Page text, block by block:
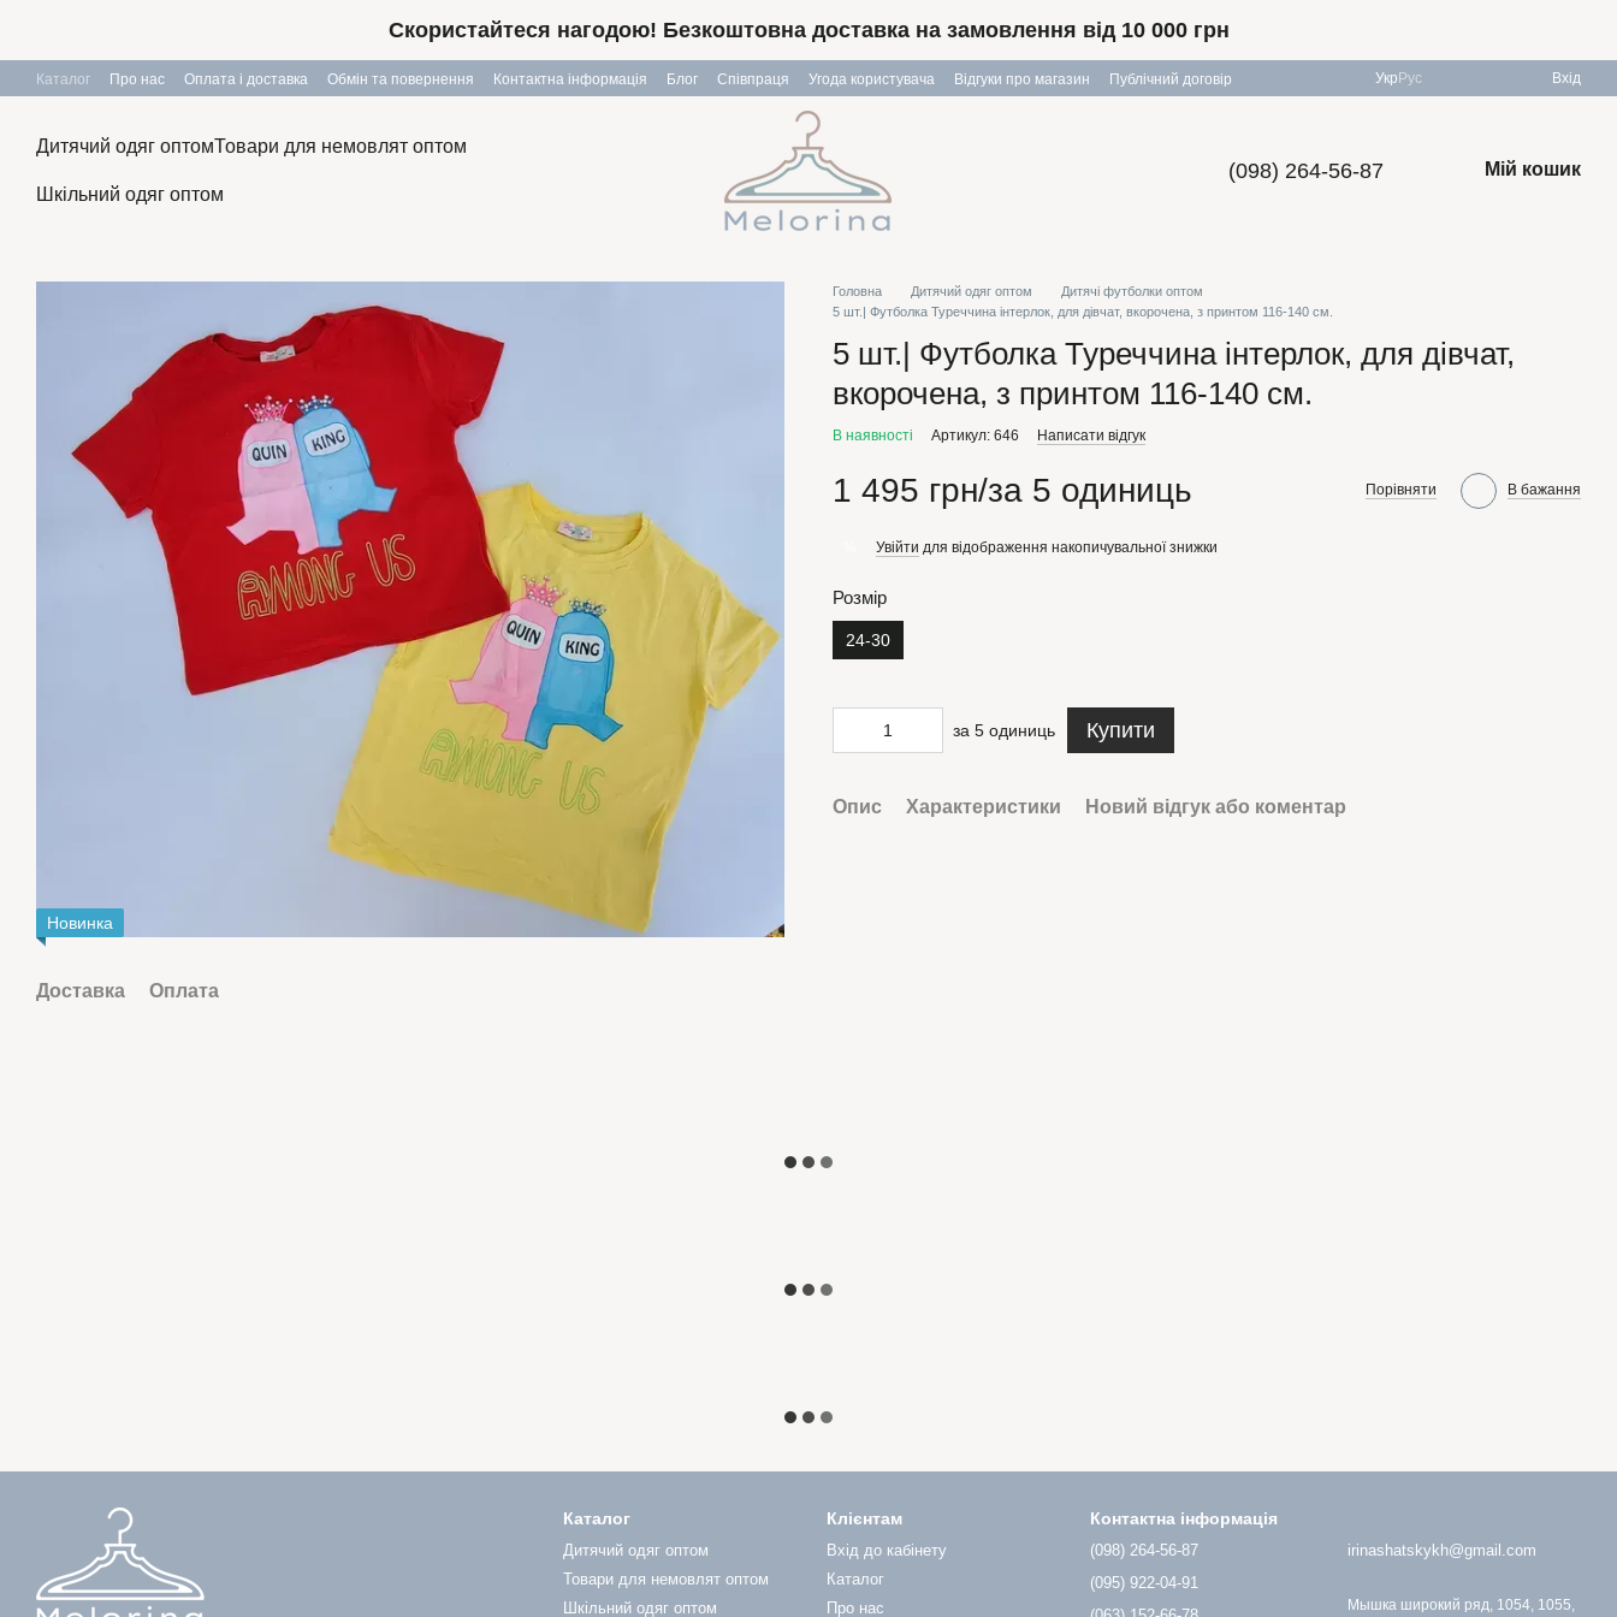
Скористайтеся нагодою! Безкоштовна доставка на замовлення від 10 000 грн
Каталог Про нас Оплата і доставка Обмін та повернення Контактна інформація Блог Співпраця Угода користувача Відгуки про магазин Публічний договір Укр Рус Вхід
Дитячий одяг оптомТовари для немовлят оптом
Шкільний одяг оптом
(098) 264-56-87 Мій кошик
Новинка
Доставка Оплата
Головна Дитячий одяг оптом
Дитячі футболки оптом
5 шт.| Футболка Туреччина інтерлок, для дівчат, вкорочена, з принтом 116-140 см.
5 шт.| Футболка Туреччина інтерлок, для дівчат,
вкорочена, з принтом 116-140 см.
В наявності Артикул: 646 Написати відгук
1 495 грн/за 5 одиниць Порівняти В бажання
Увійти для відображення накопичувальної знижки
Розмір
24-30
за 5 одиниць Купити
Опис Характеристики Новий відгук або коментар
Каталог
Дитячий одяг оптом
Товари для немовлят оптом
Шкільний одяг оптом
Клієнтам
Вхід до кабінету
Каталог
Про нас
Контактна інформація
(098) 264-56-87
(095) 922-04-91
irinashatskykh@gmail.com
Мышка широкий ряд, 1054, 1055,